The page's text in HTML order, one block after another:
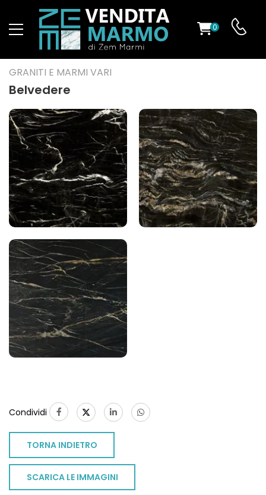
0
GRANITI E MARMI VARI
Belvedere
Condividi
TORNA INDIETRO
SCARICA LE IMMAGINI